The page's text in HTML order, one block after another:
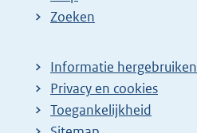
Zoeken
Informatie hergebruiken
Privacy en cookies
Toegankelijkheid